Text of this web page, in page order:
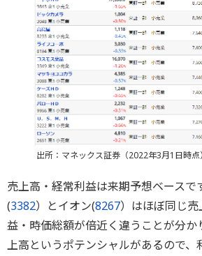
出所：マネックス証券（2022年3月1日時点）
売上高・経常利益は来期予想ベースで
(3382）とイオン(8267）はほぼ同じ
益・時価総額が倍近く違うことが分か
上高というポテンシャルがあるので、